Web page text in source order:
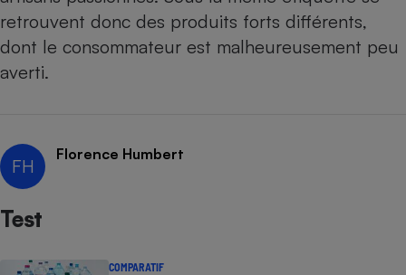
retrouvent donc des produits forts différents,
dont le consommateur est malheureusement peu
averti.
FH
Florence Humbert
Test
COMPARATIF